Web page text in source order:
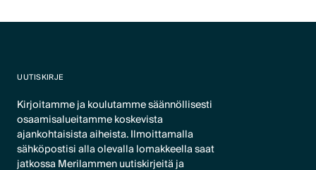
UUTISKIRJE
Kirjoitamme ja koulutamme säännöllisesti
osaamisalueitamme koskevista
ajankohtaisista aiheista. Ilmoittamalla
sähköpostisi alla olevalla lomakkeella saat
jatkossa Merilammen uutiskirjeitä ja